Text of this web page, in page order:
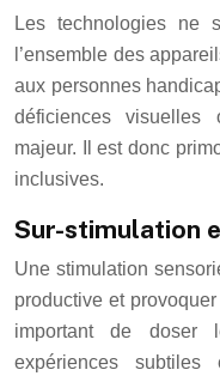
Les technologies ne
l’ensemble des
aux personnes
déficiences visuelles
majeur. Il est donc
inclusives.
Sur-stimulation
Une stimulation
productive et
important de doser
expériences subtiles